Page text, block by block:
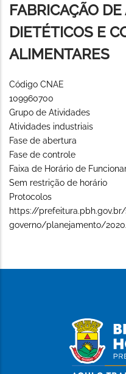
navegação
FABRICAÇÃO
DIETÉTICOS E
ALIMENTARES
Código CNAE
109960700
Grupo de Atividades
Atividades industriais
Fase de abertura
Fase de controle
Faixa de Horário de
Sem restrição de horário
Protocolos
https://
governo/planejamento/